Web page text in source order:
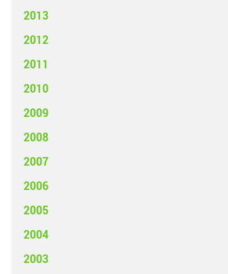
2013
2012
2011
2010
2009
2008
2007
2006
2005
2004
2003